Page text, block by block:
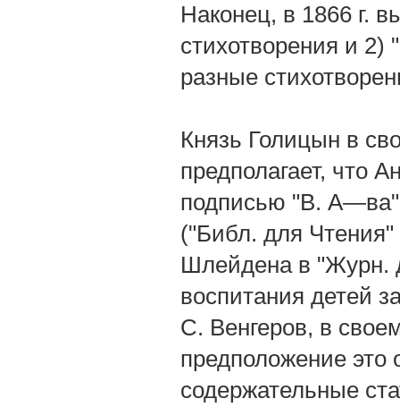
Наконец, в 1866 г.
стихотворения и 2)
разные
Князь Голицын в
предполагает, что
подписью "В. А—ва".
("Библ. для
Шлейдена в "Журн.
воспитания детей
С. Венгеров, в
предположение это
содержательные